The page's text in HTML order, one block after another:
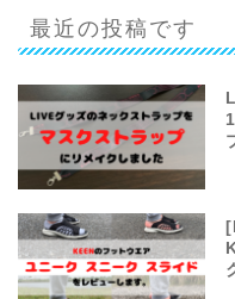
最近の投稿です